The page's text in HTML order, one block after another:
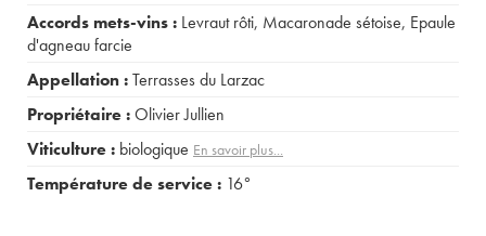
Accords mets-vins : Levraut rôti, Macaronade sétoise, Epaule
d'agneau farcie
Appellation :Terrasses du Larzac
Propriétaire :Olivier Jullien
Viticulture : biologique En savoir plus...
Température de service : 16°